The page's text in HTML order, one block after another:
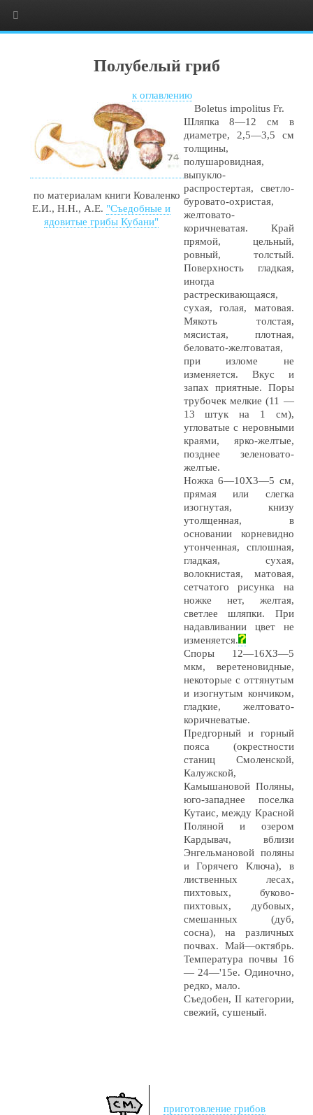
Полубелый гриб
к оглавлению
по материалам книги Коваленко
Е.И., Н.Н., А.Е. "Съедобные и
ядовитые грибы Кубани"
Boletus impolitus Fr.
Шляпка 8—12 см в
диаметре, 2,5—3,5 см
толщины,
полушаровидная,
выпукло-
распростертая, светло-
буровато-охристая,
желтовато-
коричневатая. Край
прямой, цельный,
ровный, толстый.
Поверхность гладкая,
иногда
растрескивающаяся,
сухая, голая, матовая.
Мякоть толстая,
мясистая, плотная,
беловато-желтоватая,
при изломе не
изменяется. Вкус и
запах приятные. Поры
трубочек мелкие (11 —
13 штук на 1 см),
угловатые с неровными
краями, ярко-желтые,
позднее зеленовато-
желтые.
Ножка 6—10X3—5 см,
прямая или слегка
изогнутая, книзу
утолщенная, в
основании корневидно
утонченная, сплошная,
гладкая, сухая,
волокнистая, матовая,
сетчатого рисунка на
ножке нет, желтая,
светлее шляпки. При
надавливании цвет не
изменяется.
Споры 12—16ХЗ—5
мкм, веретеновидные,
некоторые с оттянутым
и изогнутым кончиком,
гладкие, желтовато-
коричневатые.
Предгорный и горный
пояса (окрестности
станиц Смоленской,
Калужской,
Камышановой Поляны,
юго-западнее поселка
Кутаис, между Красной
Поляной и озером
Кардывач, вблизи
Энгельмановой поляны
и Горячего Ключа), в
лиственных лесах,
пихтовых, буково-
пихтовых, дубовых,
смешанных (дуб,
сосна), на различных
почвах. Май—октябрь.
Температура почвы 16
— 24—'15е. Одиночно,
редко, мало.
Съедобен, II категории,
свежий, сушеный.
приготовление грибов